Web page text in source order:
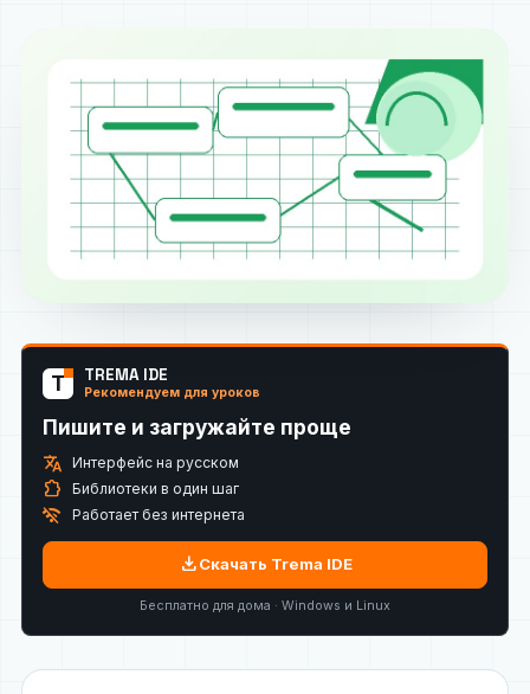
T TREMA IDE
Рекомендуем для уроков
Пишите и загружайте проще
translate Интерфейс на русском
extension Библиотеки в один шаг
wifi_off Работает без интернета
downloadСкачать Trema IDE
Бесплатно для дома · Windows и Linux